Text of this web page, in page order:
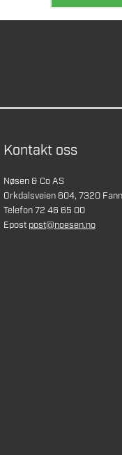
Kontakt oss
Nøsen & Co AS
Orkdalsveien 604, 7320
Telefon 72 46 65 00
Epost post@noesen.no